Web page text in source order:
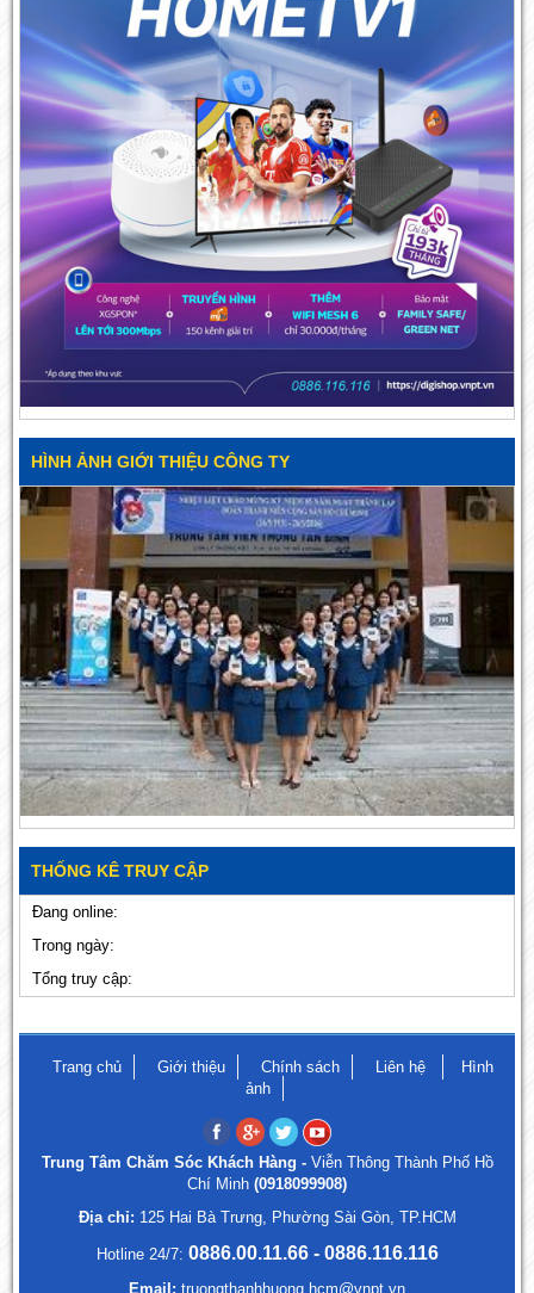
HÌNH ẢNH GIỚI THIỆU CÔNG TY
THỐNG KÊ TRUY CẬP
Đang online:
Trong ngày:
Tổng truy cập:
Trang chủ Giới thiệu Chính sách Liên hệ
Hình
ảnh
Trung Tâm Chăm Sóc Khách Hàng - Viễn Thông Thành Phố Hồ
Chí Minh (0918099908)
Địa chỉ: 125 Hai Bà Trưng, Phường Sài Gòn, TP.HCM
Hotline 24/7: 0886.00.11.66 - 0886.116.116
Email: truongthanhhuong.hcm@vnpt.vn